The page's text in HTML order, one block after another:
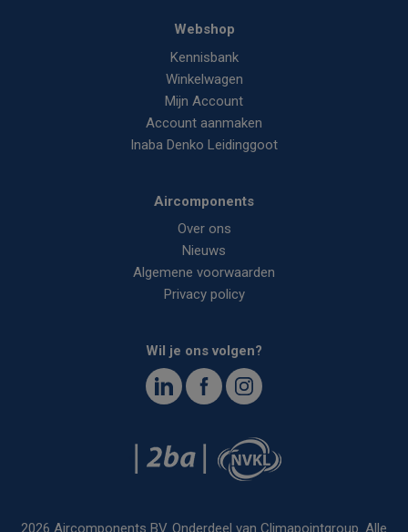
Webshop
Kennisbank
Winkelwagen
Mijn Account
Account aanmaken
Inaba Denko Leidinggoot
Aircomponents
Over ons
Nieuws
Algemene voorwaarden
Privacy policy
Wil je ons volgen?
2026 Aircomponents BV. Onderdeel van Climapointgroup . Alle